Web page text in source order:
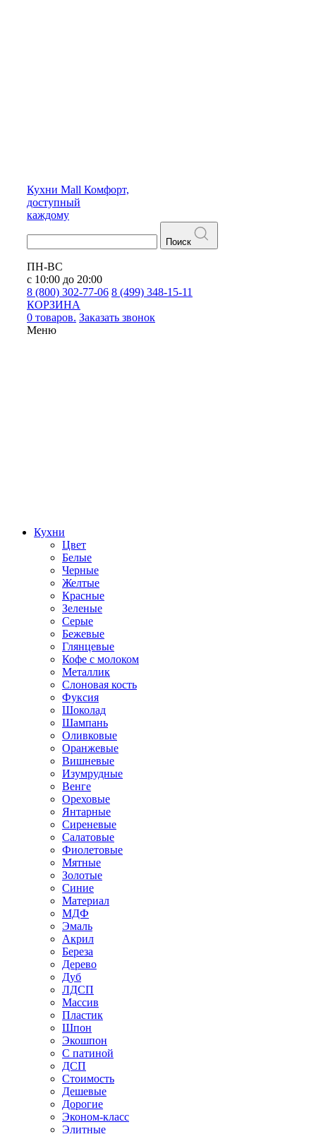
Кухни Mall Комфорт,
доступный
каждому
Поиск
ПН-ВС
с 10:00 до 20:00
8 (800) 302-77-06 8 (499) 348-15-11
КОРЗИНА
0 товаров. Заказать звонок
Меню
Кухни
Цвет
Белые
Черные
Желтые
Красные
Зеленые
Серые
Бежевые
Глянцевые
Кофе с молоком
Металлик
Слоновая кость
Фуксия
Шоколад
Шампань
Оливковые
Оранжевые
Вишневые
Изумрудные
Венге
Ореховые
Янтарные
Сиреневые
Салатовые
Фиолетовые
Мятные
Золотые
Синие
Материал
МДФ
Эмаль
Акрил
Береза
Дерево
Дуб
ЛДСП
Массив
Пластик
Шпон
Экошпон
С патиной
ДСП
Стоимость
Дешевые
Дорогие
Эконом-класс
Элитные